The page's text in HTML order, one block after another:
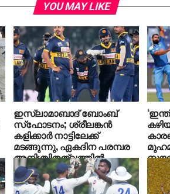
YOU MAY LIKE
ഇസ്ലാമാബാദ് ബോംബ്
സ്‌ഫോടനം; ശ്രീലങ്കന്‍
കളിക്കാര്‍ നാട്ടിലേക്ക്
മടങ്ങുന്നു, ഏകദിന പരമ്പര
അനിശ്ചിതത്വത്തില്‍